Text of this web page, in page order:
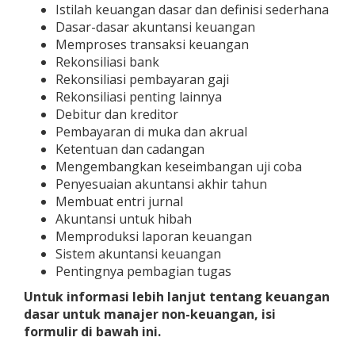
Istilah keuangan dasar dan definisi sederhana
Dasar-dasar akuntansi keuangan
Memproses transaksi keuangan
Rekonsiliasi bank
Rekonsiliasi pembayaran gaji
Rekonsiliasi penting lainnya
Debitur dan kreditor
Pembayaran di muka dan akrual
Ketentuan dan cadangan
Mengembangkan keseimbangan uji coba
Penyesuaian akuntansi akhir tahun
Membuat entri jurnal
Akuntansi untuk hibah
Memproduksi laporan keuangan
Sistem akuntansi keuangan
Pentingnya pembagian tugas
Untuk informasi lebih lanjut tentang keuangan
dasar untuk manajer non-keuangan, isi
formulir di bawah ini.